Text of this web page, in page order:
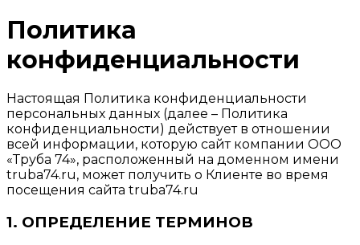
Политика
конфиденциальности
Настоящая Политика конфиденциальности
персональных данных (далее – Политика
конфиденциальности) действует в отношении
всей информации, которую сайт компании ООО
«Труба 74», расположенный на доменном имени
truba74.ru, может получить о Клиенте во время
посещения сайта truba74.ru
1. ОПРЕДЕЛЕНИЕ ТЕРМИНОВ